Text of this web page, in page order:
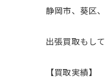
静岡市、葵区
出張買取もし
【買取実績】